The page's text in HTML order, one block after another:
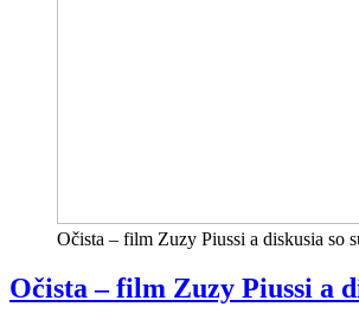
Očista – film Zuzy Piussi a diskusia so
Očista – film Zuzy Piussi a